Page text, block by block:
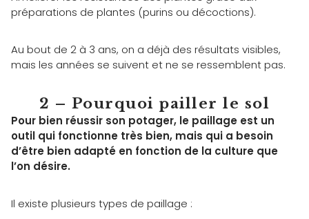
préparations de plantes (purins ou décoctions).
Au bout de 2 à 3 ans, on a déjà des résultats visibles,
mais les années se suivent et ne se ressemblent pas.
2 – Pourquoi pailler le sol
Pour bien réussir son potager, le paillage est un
outil qui fonctionne très bien, mais qui a besoin
d’être bien adapté en fonction de la culture que
l’on désire.
Il existe plusieurs types de paillage :